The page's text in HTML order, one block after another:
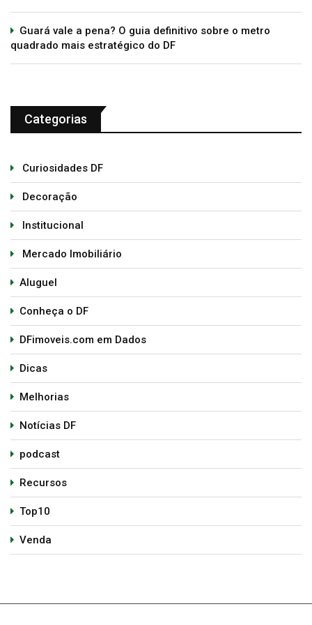
Guará vale a pena? O guia definitivo sobre o metro
quadrado mais estratégico do DF
Categorias
Curiosidades DF
Decoração
Institucional
Mercado Imobiliário
Aluguel
Conheça o DF
DFimoveis.com em Dados
Dicas
Melhorias
Notícias DF
podcast
Recursos
Top10
Venda